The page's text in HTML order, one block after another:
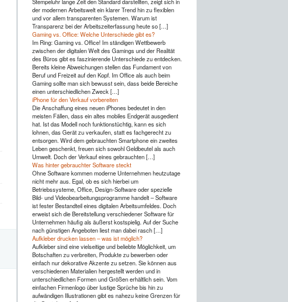
der modernen Arbeitswelt ein klarer Trend hin zu flexiblen
und vor allem transparenten Systemen. Warum ist
Transparenz bei der Arbeitszeiterfassung heute so […]
Gaming vs. Office: Welche Unterschiede gibt es?
Im Ring: Gaming vs. Office! Im ständigen Wettbewerb
zwischen der digitalen Welt des Gamings und der Realität
des Büros gibt es faszinierende Unterschiede zu entdecken.
Bereits kleine Abweichungen stellen das Fundament von
Beruf und Freizeit auf den Kopf. Im Office als auch beim
Gaming sollte man sich bewusst sein, dass beide Bereiche
einen unterschiedlichen Zweck […]
iPhone für den Verkauf vorbereiten
Die Anschaffung eines neuen iPhones bedeutet in den
meisten Fällen, dass ein altes mobiles Endgerät ausgedient
hat. Ist das Modell noch funktionstüchtig, kann es sich
lohnen, das Gerät zu verkaufen, statt es fachgerecht zu
entsorgen. Wird dem gebrauchten Smartphone ein zweites
Leben geschenkt, freuen sich sowohl Geldbeutel als auch
Umwelt. Doch der Verkauf eines gebrauchten […]
Was hinter gebrauchter Software steckt
Ohne Software kommen moderne Unternehmen heutzutage
nicht mehr aus. Egal, ob es sich hierbei um
Betriebssysteme, Office, Design-Software oder spezielle
Bild- und Videobearbeitungsprogramme handelt – Software
ist fester Bestandteil eines digitalen Arbeitsumfeldes. Doch
erweist sich die Bereitstellung verschiedener Software für
Unternehmen häufig als äußerst kostspielig. Auf der Suche
nach günstigen Angeboten liest man dabei rasch […]
Aufkleber drucken lassen – was ist möglich?
Aufkleber sind eine vielseitige und beliebte Möglichkeit, um
Botschaften zu verbreiten, Produkte zu bewerben oder
einfach nur dekorative Akzente zu setzen. Sie können aus
verschiedenen Materialien hergestellt werden und in
unterschiedlichen Formen und Größen erhältlich sein. Vom
einfachen Firmenlogo über lustige Sprüche bis hin zu
aufwändigen Illustrationen gibt es nahezu keine Grenzen für